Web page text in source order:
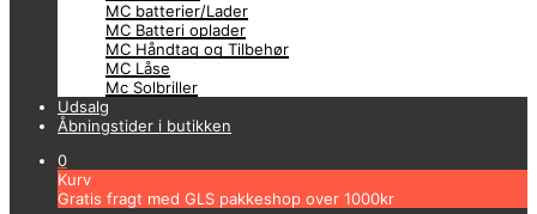
MC batterier/Lader
MC Batteri oplader
MC Håndtag og Tilbehør
MC Låse
Mc Solbriller
Udsalg
Åbningstider i butikken
0
Kurv
Gratis fragt med GLS pakkeshop over 1000kr